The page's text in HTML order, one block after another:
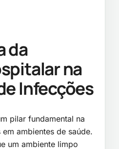
da
na
Infecções
pilar fundamental na
ambientes de saúde.
um ambiente limpo